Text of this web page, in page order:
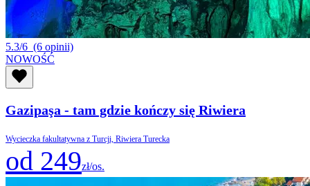
5.3/6 (6 opinii)
NOWOŚĆ
Gazipaşa - tam gdzie kończy się Riwiera
Wycieczka fakultatywna z Turcji, Riwiera Turecka
od 249zł/os.